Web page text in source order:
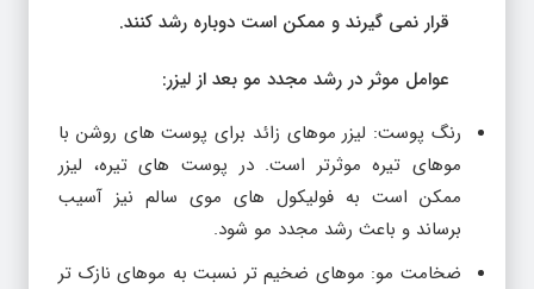
قرار نمی گیرند و ممکن است دوباره رشد کنند.
عوامل موثر در رشد مجدد مو بعد از لیزر:
رنگ پوست: لیزر موهای زائد برای پوست های روشن با
موهای تیره موثرتر است. در پوست های تیره، لیزر
ممکن است به فولیکول های موی سالم نیز آسیب
برساند و باعث رشد مجدد مو شود.
ضخامت مو: موهای ضخیم تر نسبت به موهای نازک تر